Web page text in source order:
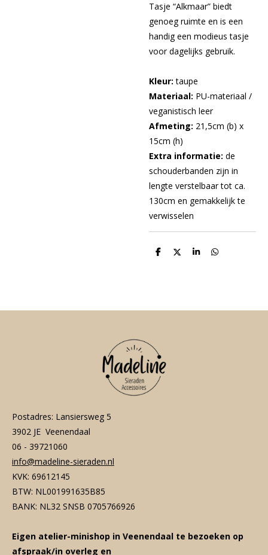
Tasje “Alkmaar” biedt
genoeg ruimte en is een
handig een modieus tasje
voor dagelijks gebruik.
Kleur: taupe
Materiaal: PU-materiaal /
veganistisch leer
Afmeting: 21,5cm (b) x
15cm (h)
Extra informatie: de
schouderbanden zijn in
lengte verstelbaar tot ca.
130cm en gemakkelijk te
verwisselen
D
D
S
D
Postadres: Lansiersweg 5
3902 JE Veenendaal
06 - 39721060
info@madeline-sieraden.nl
KVK: 69612145
BTW: NL001991635B85
BANK: NL32 SNSB 0705766926
Eigen atelier-minishop in Veenendaal te bezoeken op
afspraak/in overleg en